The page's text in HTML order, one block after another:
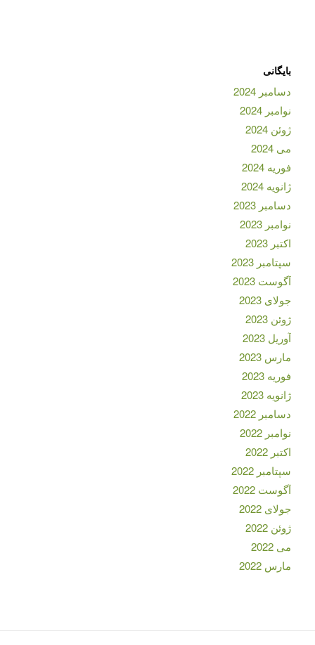
بایگانی
دسامبر 2024
نوامبر 2024
ژوئن 2024
می 2024
فوریه 2024
ژانویه 2024
دسامبر 2023
نوامبر 2023
اکتبر 2023
سپتامبر 2023
آگوست 2023
جولای 2023
ژوئن 2023
آوریل 2023
مارس 2023
فوریه 2023
ژانویه 2023
دسامبر 2022
نوامبر 2022
اکتبر 2022
سپتامبر 2022
آگوست 2022
جولای 2022
ژوئن 2022
می 2022
مارس 2022